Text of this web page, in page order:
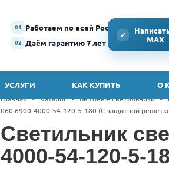
01 Работаем по всей России
02 Даём гарантию 7 лет
✓
MAX
УСЛУГИ КАК КУПИТЬ О
Главная - Каталог - Бытовые светильники -
060 6900-4000-54-120-5-180 (С защитной
Светильник
4000-54-120-5-